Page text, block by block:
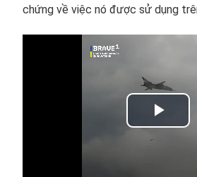
chứng về việc nó được sử dụng
Play